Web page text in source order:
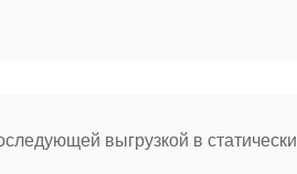
выгрузкой в